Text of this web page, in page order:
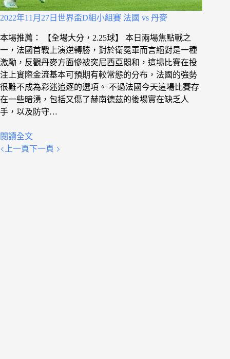
2022年11月27日世界盃D組小組賽 法國 vs 丹麥
本場推薦： 【全場大分，2.25球】 本日兩場焦點戰之
一，法國首戰上演逆轉勝，對於衛冕軍而言絕對是一種
激勵，反觀丹麥方面慘被突尼西亞悶和，這場比賽在投
注上實際金流基本可預期有較常態的分布，法國的強勢
很難不成為彩迷追逐的選項。 不過法國今天這場比賽存
在一些暗湧，包括又傷了赫南德茲的後場實在缺乏人
手，以及防守…
閱讀全文
上一頁下一頁